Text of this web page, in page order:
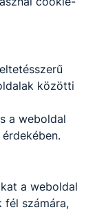
Napja
közötti
a weboldal
a weboldal
fél számára,